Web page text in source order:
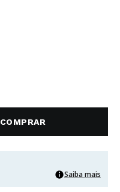
COMPRAR
Saiba mais